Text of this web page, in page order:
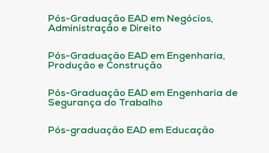
Pós-Graduação EAD em Negócios,
Administração e Direito
Pós-Graduação EAD em Engenharia,
Produção e Construção
Pós-Graduação EAD em Engenharia de
Segurança do Trabalho
Pós-graduação EAD em Educação